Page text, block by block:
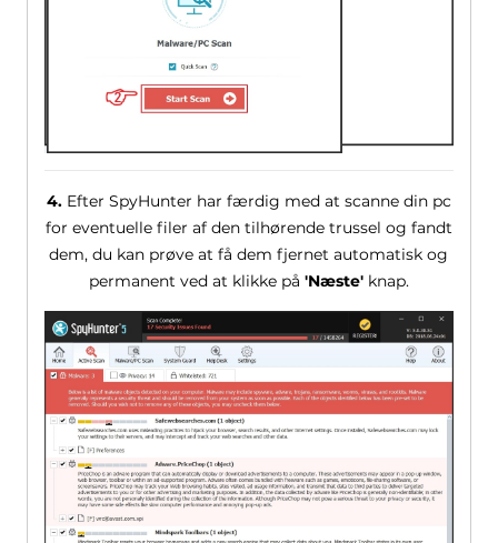
4.Efter SpyHunter har færdig med at scanne din pc
for eventuelle filer af den tilhørende trussel og fandt
dem, du kan prøve at få dem fjernet automatisk og
permanent ved at klikke på 'Næste'knap.